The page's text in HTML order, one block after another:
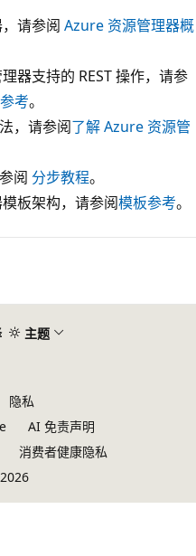
请参阅 Azure 资源管理器概
器支持的 REST 操作，请参
考。
，请参阅了解 Azure 资源管
阅 分步教程。
板架构，请参阅模板参考。
主题
隐私
AI 免责声明
消费者健康隐私